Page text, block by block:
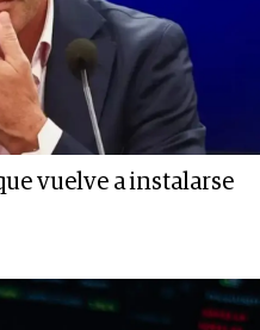
vuelve a instalarse